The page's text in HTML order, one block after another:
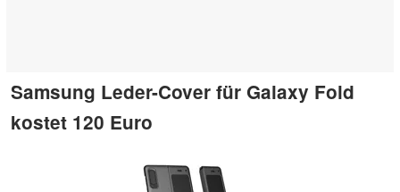
Samsung Leder-Cover für Galaxy Fold
kostet 120 Euro